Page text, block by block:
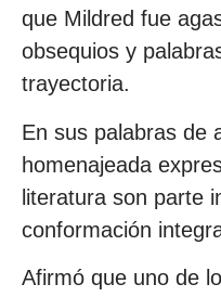
que Mildred fue
obsequios y
trayectoria.
En sus palabras de
homenajeada
literatura son parte
conformación
Afirmó que uno de